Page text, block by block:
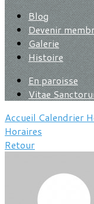
Blog
Devenir
Galerie
Histoire
En paroisse
Vitae
Accueil Calendrier
Horaires
Retour